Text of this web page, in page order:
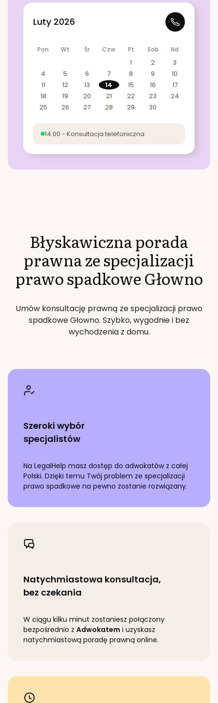
Luty 2026
Pon Wt Śr Czw Pt Sob Nd
1 2
3
4
5 6 7 8 9
10
11
12 13 14 15 16
17
18
19 20 21 22 23
24
25
26 27 28 29 30
14:00 - Konsultacja telefoniczna
Błyskawiczna porada
prawna ze specjalizacji
prawo spadkoweGłowno
Umów konsultację prawną ze specjalizacji prawo
spadkoweGłowno. Szybko, wygodnie i bez
wychodzenia z domu.
Szeroki wybór
specjalistów
Na LegalHelp masz dostęp do adwokatów z całej
Polski. Dzięki temu Twój problem ze specjalizacji
prawo spadkowe na pewno zostanie rozwiązany.
Natychmiastowa konsultacja,
bez czekania
W ciągu kilku minut zostaniesz połączony
bezpośrednio z Adwokatem i uzyskasz
natychmiastową poradę prawną online.